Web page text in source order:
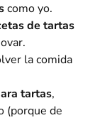
como yo.
de tartas
la comida
tartas,
(porque de